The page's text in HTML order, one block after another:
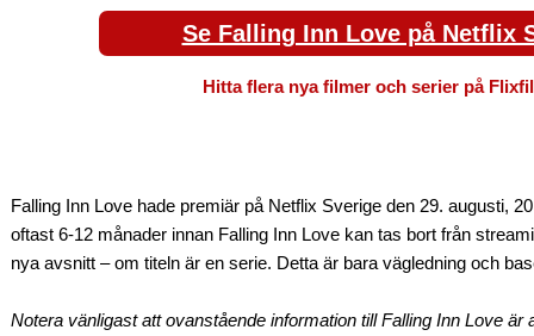
Se Falling Inn Love på Netflix
Hitta flera nya filmer och serier på
Falling Inn Love hade premiär på Netflix Sverige den 29. augusti,
oftast 6-12 månader innan Falling Inn Love kan tas bort från
nya avsnitt – om titeln är en serie. Detta är bara vägledning och
Notera vänligast att ovanstående information till Falling Inn Love är